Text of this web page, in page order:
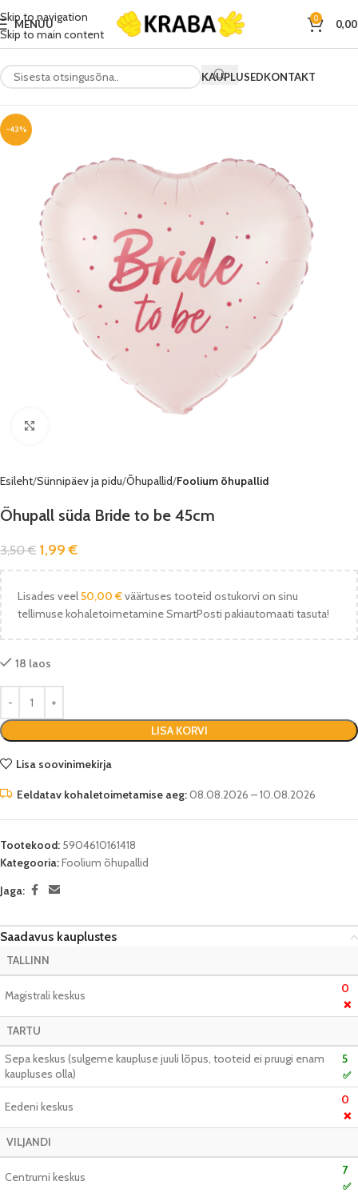
Skip to navigation
Skip to main content
MENÜÜ 0
KAUPLUSEDKONTAKT
-43%
Esileht Sünnipäev ja pidu Õhupallid Foolium õhupallid
Õhupall süda Bride to be 45cm
3,50€ 1,99€
Lisades veel50,00 €väärtuses tooteid ostukorvi on sinu
tellimuse kohaletoimetamine SmartPosti pakiautomaati tasuta!
18 laos
LISA KORVI
Lisa soovinimekirja
Eeldatav kohaletoimetamise aeg:08.08.2026 – 10.08.2026
Tootekood: 5904610161418
Kategooria:Foolium õhupallid
Jaga:
Saadavus kauplustes
TALLINN
Magistrali keskus 0
❌
TARTU
Sepa keskus (sulgeme kaupluse juuli lõpus, tooteid ei pruugi enam
kaupluses olla)
5
✅
Eedeni keskus 0
❌
VILJANDI
Centrumi keskus 7
✅